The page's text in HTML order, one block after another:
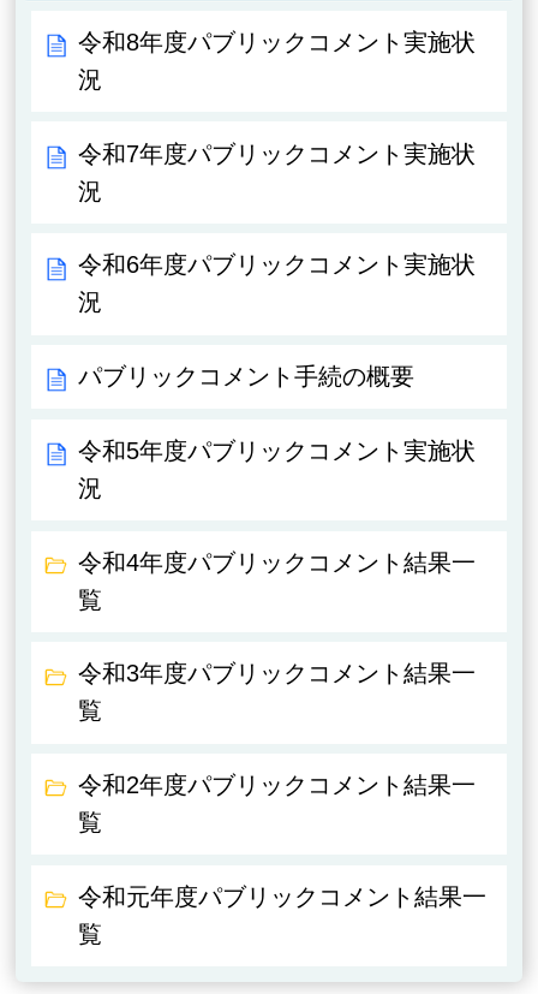
令和8年度パブリックコメント実施状
況
令和7年度パブリックコメント実施状
況
令和6年度パブリックコメント実施状
況
パブリックコメント手続の概要
令和5年度パブリックコメント実施状
況
令和4年度パブリックコメント結果一
覧
令和3年度パブリックコメント結果一
覧
令和2年度パブリックコメント結果一
覧
令和元年度パブリックコメント結果一
覧